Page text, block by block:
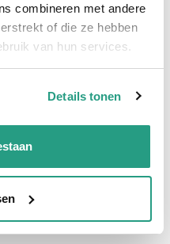
combineren met andere
of die ze hebben
van hun services.
Details tonen
1/2"
ons op